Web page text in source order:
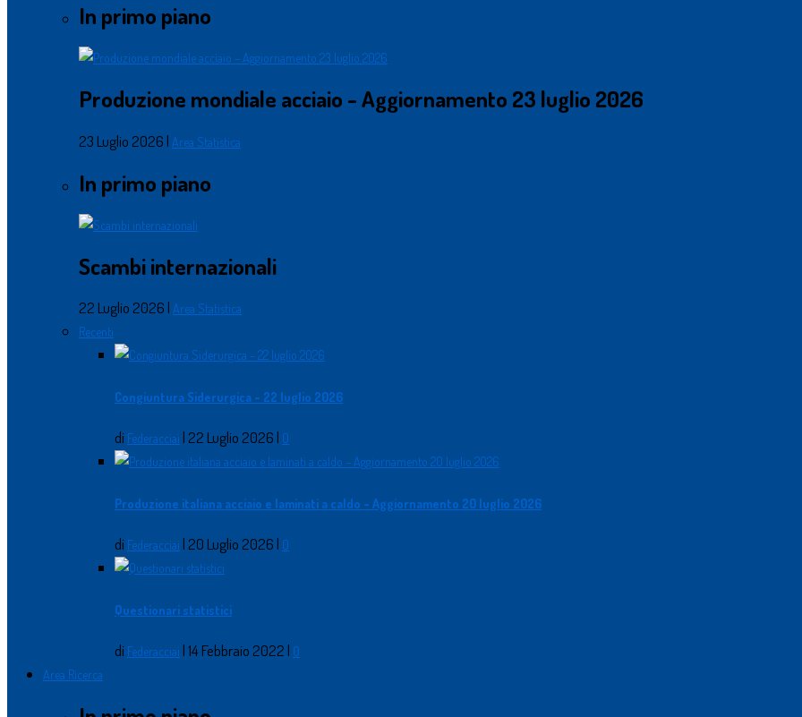
In primo piano
Produzione mondiale acciaio - Aggiornamento 23 luglio 2026
23 Luglio 2026 | Area Statistica
In primo piano
Scambi internazionali
22 Luglio 2026 | Area Statistica
Recenti
Congiuntura Siderurgica - 22 luglio 2026
di Federacciai | 22 Luglio 2026 | 0
Produzione italiana acciaio e laminati a caldo - Aggiornamento 20 luglio 2026
di Federacciai | 20 Luglio 2026 | 0
Questionari statistici
di Federacciai |14 Febbraio 2022 | 0
Area Ricerca